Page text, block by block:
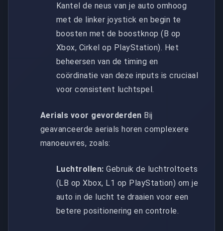
Kantel de neus van je auto omhoog
met de linker joystick en begin te
boosten met de boostknop (B op
Xbox, Cirkel op PlayStation). Het
beheersen van de timing en
coördinatie van deze inputs is cruciaal
voor consistent luchtspel.
Aerials voor gevorderden Bij
geavanceerde aerials horen complexere
manoeuvres, zoals:
Luchtrollen: Gebruik de luchtroltoets
(LB op Xbox, L1 op PlayStation) om je
auto in de lucht te draaien voor een
betere positionering en controle.